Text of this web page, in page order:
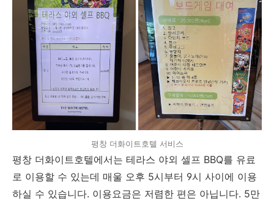
평창 더화이트호텔 서비스
평창 더화이트호텔에서는 테라스 야외 셀프 BBQ를 유료
로 이용할 수 있는데 매울 오후 5시부터 9시 사이에 이용
하실 수 있습니다. 이용요금은 저렴한 편은 아닙니다. 5만